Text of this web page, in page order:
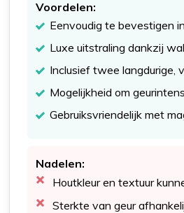
Voordelen:
Eenvoudig te bevestigen
Luxe uitstraling dankzij
Inclusief twee langdurige,
Mogelijkheid om
Gebruiksvriendelijk met
Nadelen:
Houtkleur en textuur
Sterkte van geur